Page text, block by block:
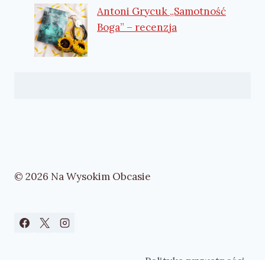
Antoni Grycuk „Samotność
Boga” – recenzja
© 2026 Na Wysokim Obcasie